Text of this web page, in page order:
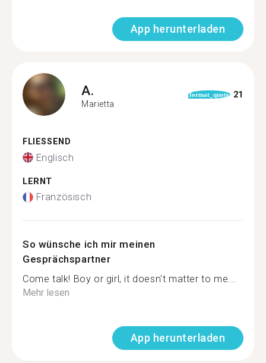
App herunterladen
A.
Marietta
format_quote 21
FLIESSEND
Englisch
LERNT
Französisch
So wünsche ich mir meinen
Gesprächspartner
Come talk! Boy or girl, it doesn't matter to me...
Mehr lesen
App herunterladen